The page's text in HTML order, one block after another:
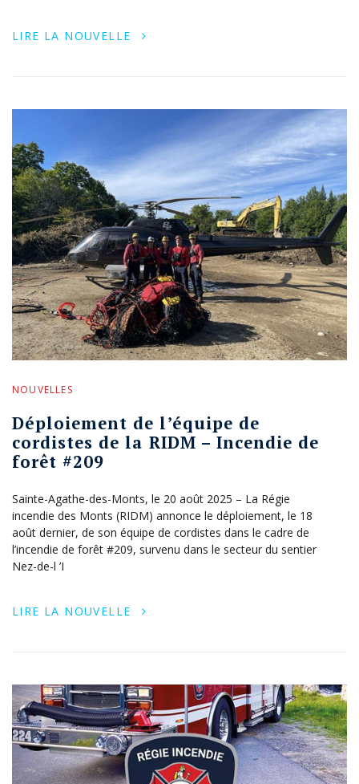
LIRE LA NOUVELLE
NOUVELLES
Déploiement de l’équipe de
cordistes de la RIDM – Incendie de
forêt #209
Sainte-Agathe-des-Monts, le 20 août 2025 – La Régie
incendie des Monts (RIDM) annonce le déploiement, le 18
août dernier, de son équipe de cordistes dans le cadre de
l’incendie de forêt #209, survenu dans le secteur du sentier
Nez-de-l ’I
LIRE LA NOUVELLE